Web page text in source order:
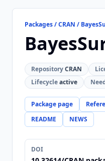
Packages / CRAN /
RepositoryCRAN
Lifecycleactive
Package page
README
NEWS
DOI